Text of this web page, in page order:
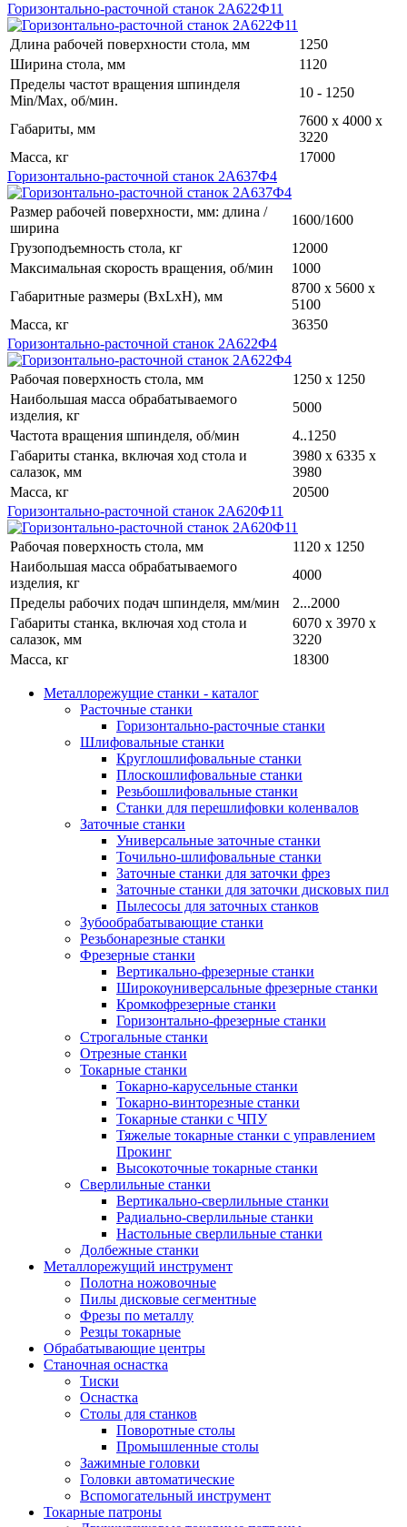
Горизонтально-расточной станок 2А622Ф11
Длина рабочей поверхности стола, мм
1250
Ширина стола, мм
1120
Пределы частот вращения шпинделя
Min/Max, об/мин.
10 - 1250
Габариты, мм
7600 х 4000 х
3220
Масса, кг
17000
Горизонтально-расточной станок 2А637Ф4
Размер рабочей поверхности, мм: длина /
ширина
1600/1600
Грузоподъемность стола, кг
12000
Максимальная скорость вращения, об/мин
1000
Габаритные размеры (BxLxH), мм
8700 х 5600 х
5100
Масса, кг
36350
Горизонтально-расточной станок 2А622Ф4
Рабочая поверхность стола, мм
1250 х 1250
Наибольшая масса обрабатываемого
изделия, кг
5000
Частота вращения шпинделя, об/мин
4..1250
Габариты станка, включая ход стола и
салазок, мм
3980 х 6335 х
3980
Масса, кг
20500
Горизонтально-расточной станок 2А620Ф11
Рабочая поверхность стола, мм
1120 х 1250
Наибольшая масса обрабатываемого
изделия, кг
4000
Пределы рабочих подач шпинделя, мм/мин
2...2000
Габариты станка, включая ход стола и
салазок, мм
6070 х 3970 х
3220
Масса, кг
18300
Металлорежущие станки - каталог
Расточные станки
Горизонтально-расточные станки
Шлифовальные станки
Круглошлифовальные станки
Плоскошлифовальные станки
Резьбошлифовальные станки
Станки для перешлифовки коленвалов
Заточные станки
Универсальные заточные станки
Точильно-шлифовальные станки
Заточные станки для заточки фрез
Заточные станки для заточки дисковых пил
Пылесосы для заточных станков
Зубообрабатывающие станки
Резьбонарезные станки
Фрезерные станки
Вертикально-фрезерные станки
Широкоуниверсальные фрезерные станки
Кромкофрезерные станки
Горизонтально-фрезерные станки
Строгальные станки
Отрезные станки
Токарные станки
Токарно-карусельные станки
Токарно-винторезные станки
Токарные станки с ЧПУ
Тяжелые токарные станки с управлением
Прокинг
Высокоточные токарные станки
Сверлильные станки
Вертикально-сверлильные станки
Радиально-сверлильные станки
Настольные сверлильные станки
Долбежные станки
Металлорежущий инструмент
Полотна ножовочные
Пилы дисковые сегментные
Фрезы по металлу
Резцы токарные
Обрабатывающие центры
Станочная оснастка
Тиски
Оснастка
Столы для станков
Поворотные столы
Промышленные столы
Зажимные головки
Головки автоматические
Вспомогательный инструмент
Токарные патроны